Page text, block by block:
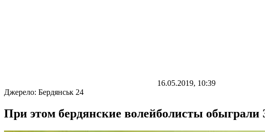
16.05.2019, 10:39
Джерело: Бердянськ 24
При этом бердянские волейболисты обыграли